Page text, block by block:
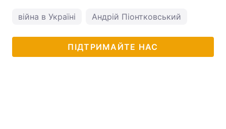
війна в Україні Андрій Піонтковський
ПІДТРИМАЙТЕ НАС